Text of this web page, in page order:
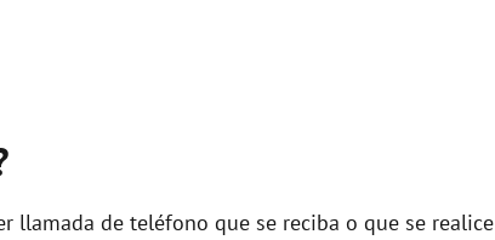
llamada de teléfono que se reciba o que se realice